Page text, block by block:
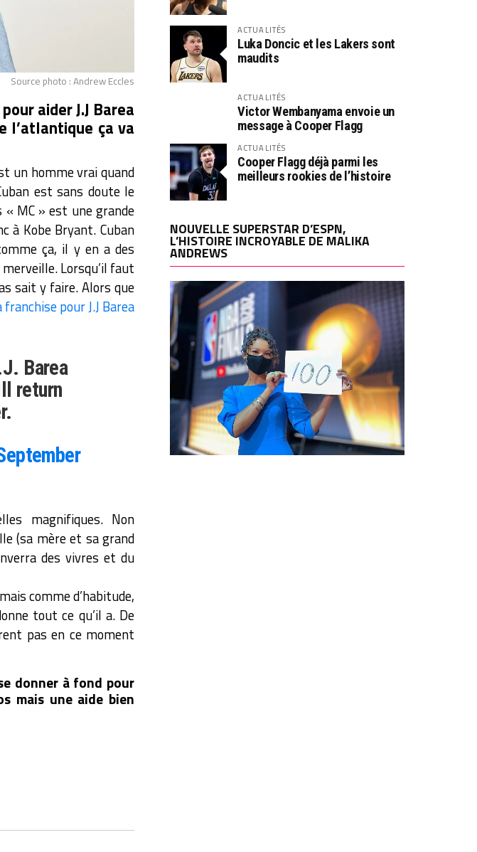
Source photo : Andrew Eccles
aider J.J Barea
l’atlantique ça va
un homme vrai quand
est sans doute le
MC » est une grande
à Kobe Bryant. Cuban
ça, il y en a des
Lorsqu’il faut
sait y faire. Alors que
pour J.J Barea
Barea
return
magnifiques. Non
(sa mère et sa grand
des vivres et du
comme d’habitude,
tout ce qu’il a. De
pas en ce moment
donner à fond pour
mais une aide bien
ACTUALITÉS
Luka Doncic et les Lakers sont
maudits
ACTUALITÉS
Victor Wembanyama envoie un
message à Cooper Flagg
ACTUALITÉS
Cooper Flagg déjà parmi les
meilleurs rookies de l’histoire
NOUVELLE SUPERSTAR D’ESPN,
L’HISTOIRE INCROYABLE DE MALIKA
ANDREWS